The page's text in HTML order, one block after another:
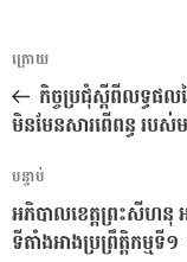
ការ​
នាំទិស​
ប្រកាស
អត្ថបទ
មុន
ក្រោយ
កិច្ចប្រជុំស្ដីពីលទ្ធផល
មិនមែនសារពើពន្ធ របស់ម
អត្ថបទ
បន្ទាប់
បន្ទាប់
អភិបាលខេត្តព្រះសីហនុ
ទីតាំងអាងប្រព្រឹត្តិកម្មទី១